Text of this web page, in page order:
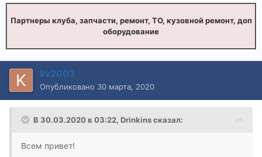
Партнеры клуба, запчасти, ремонт, ТО, кузовной ремонт, доп
оборудование
kv2003
Опубликовано 30 марта, 2020
В 30.03.2020 в 03:22, Drinkinsсказал:
Всем привет!